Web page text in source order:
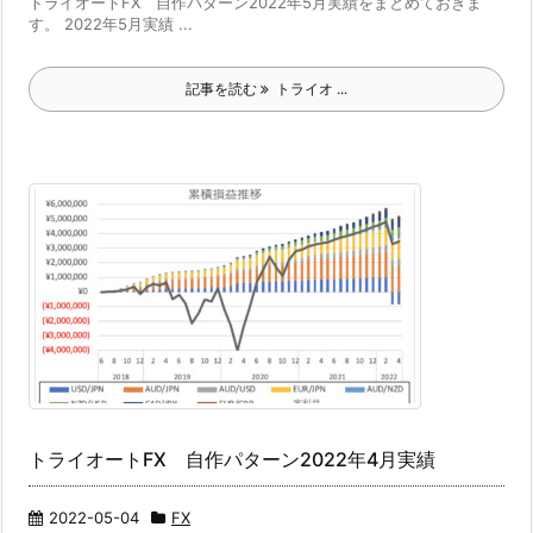
す。 2022年5月実績 ...
記事を読む トライオ ...
トライオートFX 自作パターン2022年4月実績
2022-05-04 FX